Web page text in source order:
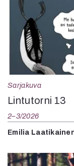
Sarjakuva
Lintutorni 13
2–3/2026
Emilia